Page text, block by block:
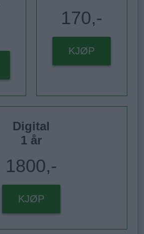
170,-
KJØP
Digital
1 år
1800,-
KJØP